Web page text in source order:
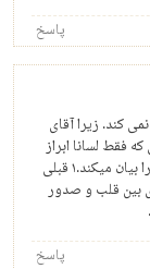
پاسخ
کند. زیرا آقای
فقط لسانا ابراز
ایمان میکنند. در حالی که حدیث دو حالت ایمان را بیان میکند.۱ قبلی
بین قلب و صدور
پاسخ